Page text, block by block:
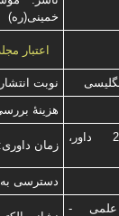
خمینی(ره)
اعتبار
نوبت
هزینۀ
نوع داوری: حداقل 2 داور،
زمان
دسترسی به
علمی -